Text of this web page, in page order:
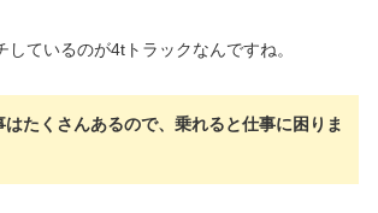
しているのが4tトラックなんですね。
たくさんあるので、乗れると仕事に困りま